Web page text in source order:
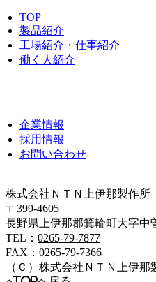
TOP
製品紹介
工場紹介・仕事紹介
働く人紹介
企業情報
採用情報
お問い合わせ
株式会社ＮＴＮ上伊那製作所
〒399-4605
長野県上伊那郡箕輪町大字中
TEL： 0265-79-7877
FAX：0265-79-7366
（Ｃ） 株式会社ＮＴＮ上伊那